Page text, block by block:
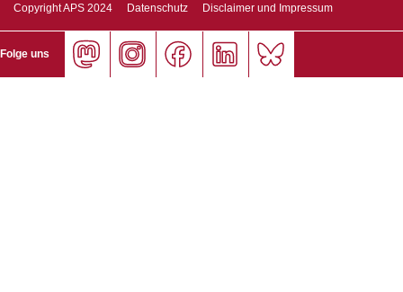
Copyright APS 2024 Datenschutz Disclaimer und Impressum
Folge uns